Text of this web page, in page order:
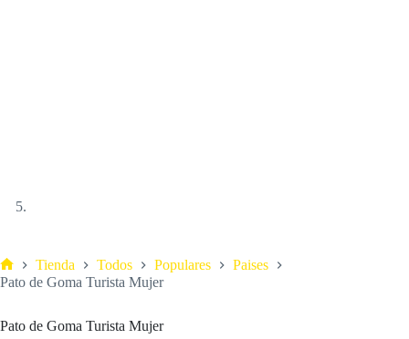
Tienda Todos Populares
Paises
Pato de Goma Turista Mujer
Pato de Goma Turista Mujer